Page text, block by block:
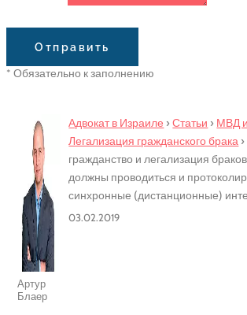
Отправить
* Обязательно к заполнению
Артур
Блаер
Адвокат в Израиле ›Статьи › МВД
Легализация гражданского брака ›
гражданство и легализация
должны проводиться и
синхронные (дистанционные)
03.02.2019